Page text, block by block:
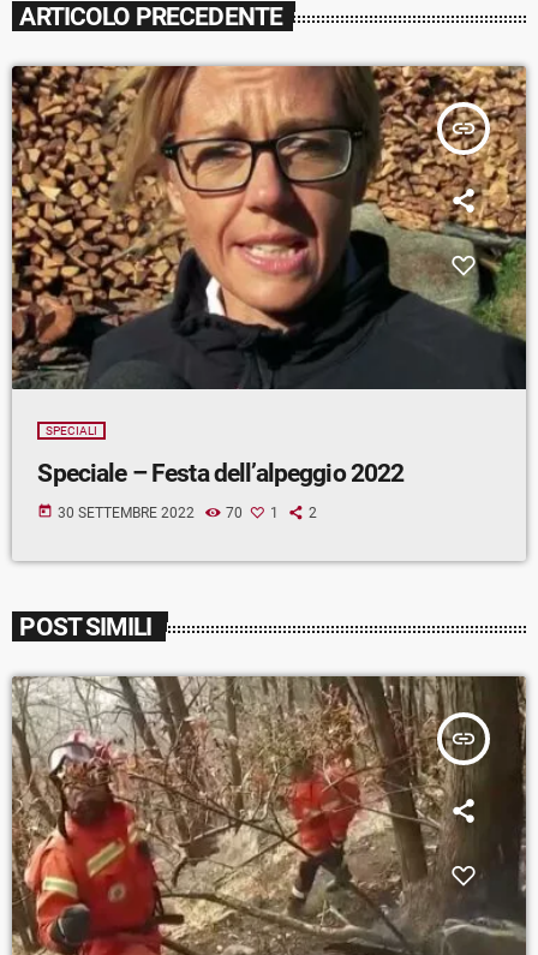
ARTICOLO PRECEDENTE
insert_link
SPECIALI
Speciale – Festa dell’alpeggio 2022
today 30 SETTEMBRE 2022 70 1 2
POST SIMILI
insert_link